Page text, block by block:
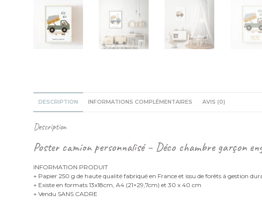
DESCRIPTION INFORMATIONS COMPLÉMENTAIRES AVIS (0)
Description
Poster camion personnalisé – Déco chambre garçon
INFORMATION PRODUIT
+ Papier 250 g de haute qualité fabriqué en France et issu de forêts à gestion
+ Existe en formats 13x18cm, A4 (21×29,7cm) et 30 x 40 cm
+ Vendu SANS CADRE